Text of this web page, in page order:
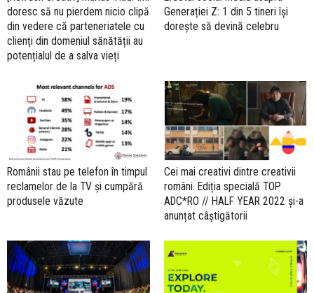
doresc să nu pierdem nicio clipă
din vedere că parteneriatele cu
clienți din domeniul sănătății au
potențialul de a salva vieți
Generației Z: 1 din 5 tineri își
dorește să devină celebru
Românii stau pe telefon în timpul
reclamelor de la TV și cumpără
produsele văzute
Cei mai creativi dintre creativii
români. Ediția specială TOP
ADC*RO // HALF YEAR 2022 și-a
anunțat câștigătorii